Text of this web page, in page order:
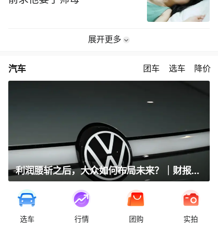
展开更多
汽车 团车 选车 降价
利润腰斩之后，大众如何布局未来？｜财报全视角
选车 行情 团购 实拍